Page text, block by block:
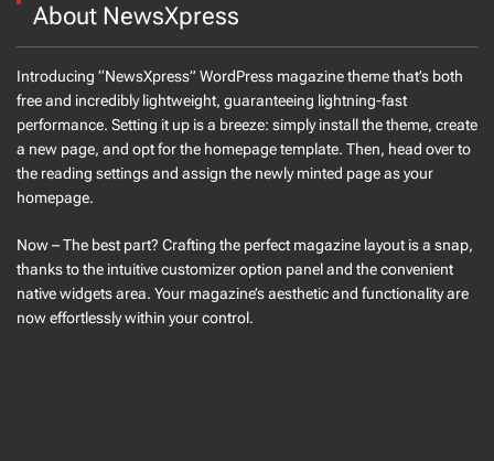
About NewsXpress
Introducing “NewsXpress” WordPress magazine theme that’s both
free and incredibly lightweight, guaranteeing lightning-fast
performance. Setting it up is a breeze: simply install the theme, create
a new page, and opt for the homepage template. Then, head over to
the reading settings and assign the newly minted page as your
homepage.
Now – The best part? Crafting the perfect magazine layout is a snap,
thanks to the intuitive customizer option panel and the convenient
native widgets area. Your magazine’s aesthetic and functionality are
now effortlessly within your control.